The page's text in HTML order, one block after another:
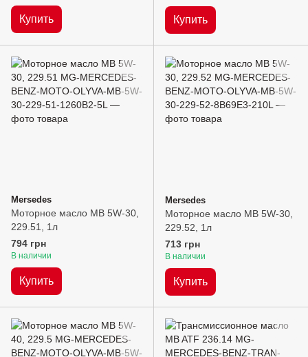
Купить Купить
Mersedes
Моторное масло MB 5W-30,
229.51, 1л
794 грн
В наличии
Купить
Mersedes
Моторное масло MB 5W-30,
229.52, 1л
713 грн
В наличии
Купить